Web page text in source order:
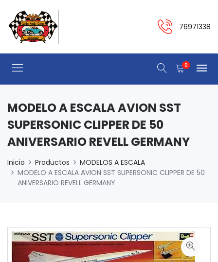
76971338
0
MODELO A ESCALA AVION SST
SUPERSONIC CLIPPER DE 50
ANIVERSARIO REVELL GERMANY
Inicio Productos
MODELOS A ESCALA
MODELO A ESCALA AVION SST SUPERSONIC CLIPPER DE 50
ANIVERSARIO REVELL GERMANY